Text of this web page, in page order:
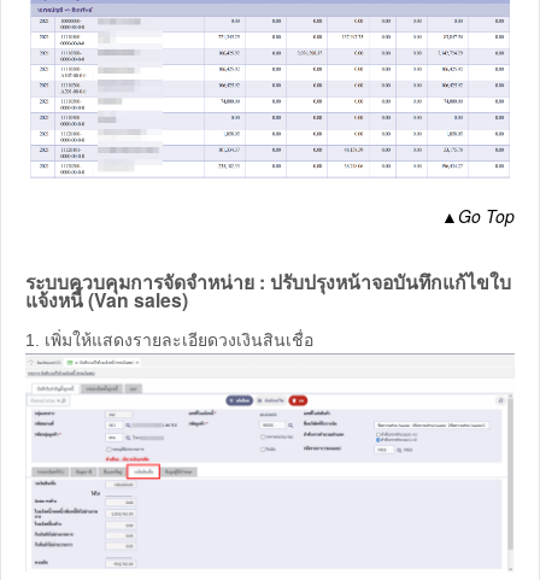
▲Go Top
ระบบควบคุมการจัดจำหน่าย : ปรับปรุงหน้าจอบันทึกแก้ไขใบ
แจ้งหนี้ (Van sales)
1. เพิ่มให้แสดงรายละเอียดวงเงินสินเชื่อ